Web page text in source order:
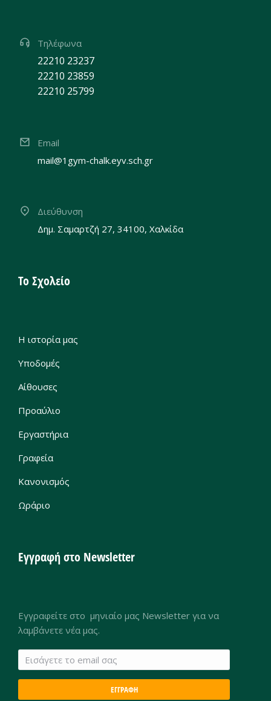
Τηλέφωνα
22210 23237
22210 23859
22210 25799
Email
mail@1gym-chalk.eyv.sch.gr
Διεύθυνση
Δημ. Σαμαρτζή 27, 34100, Χαλκίδα
Το Σχολείο
Η ιστορία μας
Υποδομές
Αίθουσες
Προαύλιο
Εργαστήρια
Γραφεία
Κανονισμός
Ωράριο
Εγγραφή στο Newsletter
Εγγραφείτε στο μηνιαίο μας Newsletter για να
λαμβάνετε νέα μας.
ΕΓΓΡΑΦΗ